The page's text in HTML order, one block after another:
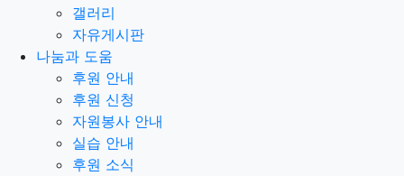
갤러리
자유게시판
나눔과 도움
후원 안내
후원 신청
자원봉사 안내
실습 안내
후원 소식